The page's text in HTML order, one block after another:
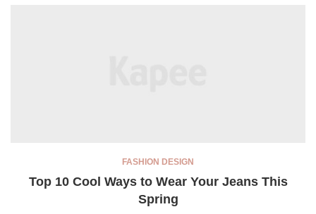
FASHION DESIGN
Top 10 Cool Ways to Wear Your Jeans This
Spring